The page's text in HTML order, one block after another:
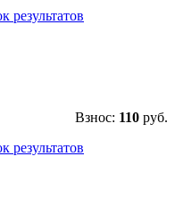
результатов
Взнос: 110 руб.
результатов